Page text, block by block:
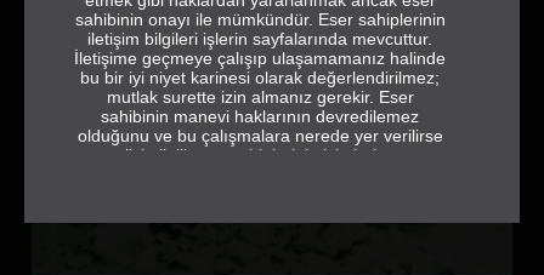
sahibinin onayı ile mümkündür. Eser sahiplerinin
iletişim bilgileri işlerin sayfalarında mevcuttur.
İletişime geçmeye çalışıp ulaşamamanız halinde
bu bir iyi niyet karinesi olarak değerlendirilmez;
mutlak surette izin almanız gerekir. Eser
sahibinin manevi haklarının devredilemez
olduğunu ve bu çalışmalara nerede yer verilirse
verilsin ilgili eser sahiplerinin isimlerine ve